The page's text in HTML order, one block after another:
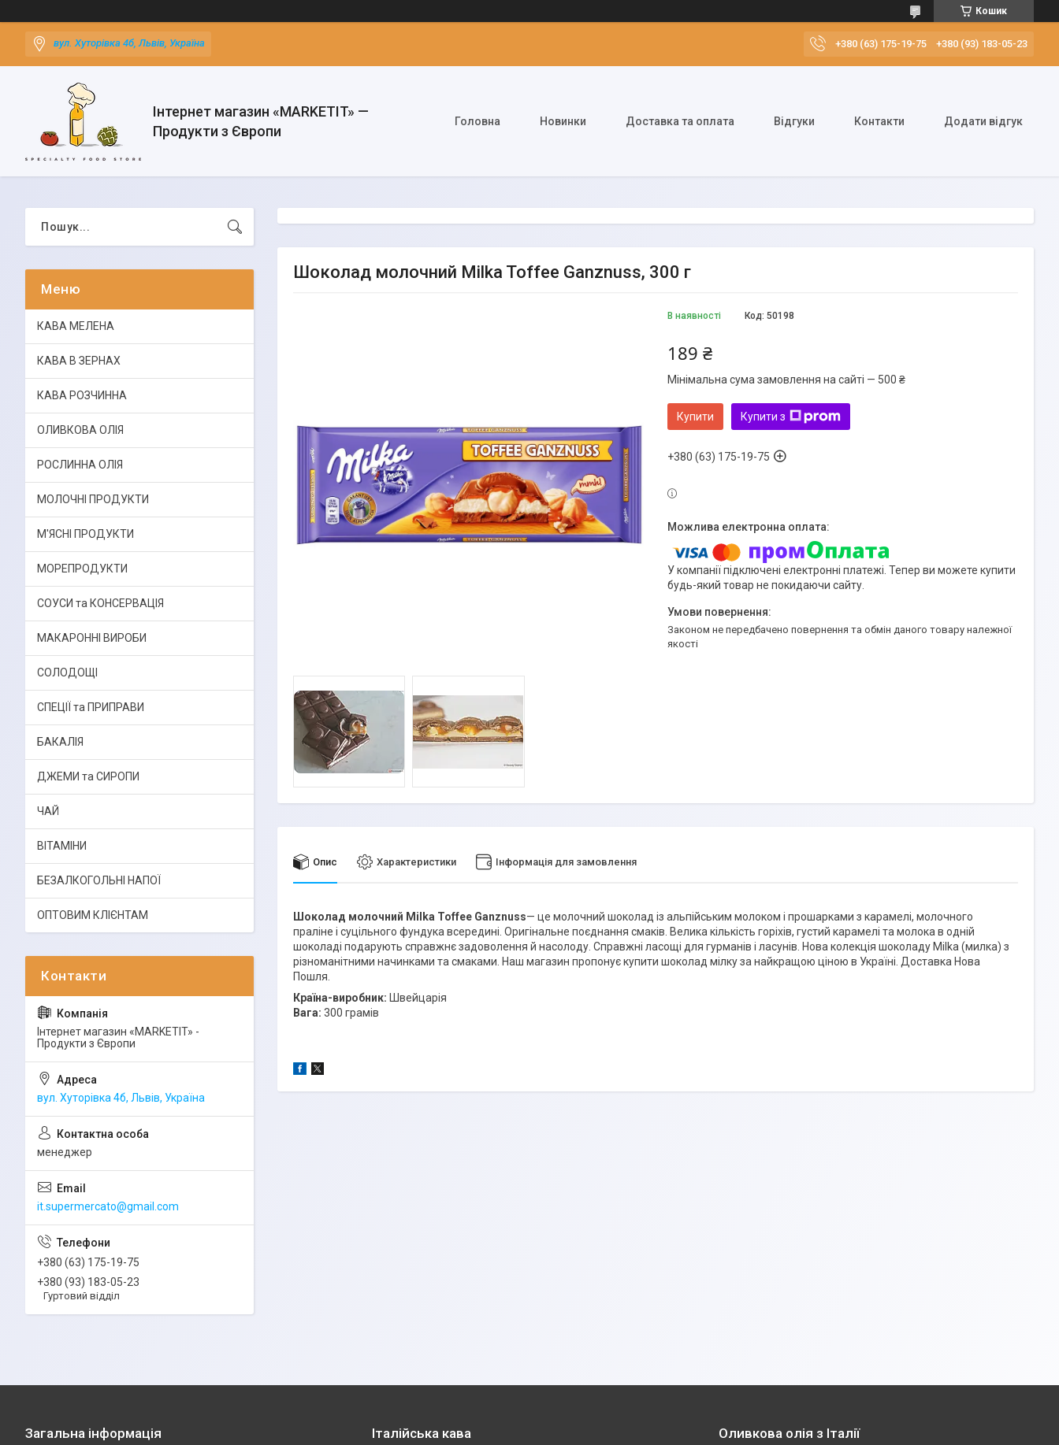
Кошик
вул. Хуторівка 4б, Львів, Україна +380 (63) 175-19-75 +380 (93) 183-05-23
Інтернет магазин «MARKETIT» —
Продукти з Європи
Головна Новинки Доставка та оплата Відгуки Контакти Додати відгук
Шоколад молочний Milka Toffee Ganznuss, 300 г
В наявності Код: 50198
189 ₴
Мінімальна сума замовлення на сайті — 500 ₴
Купити Купити з
+380 (63) 175-19-75
У компанії підключені електронні платежі. Тепер ви можете купити
будь-який товар не покидаючи сайту.
Законом не передбачено повернення та обмін даного товару належної
якості
Опис Характеристики Інформація для замовлення
Шоколад молочний Milka Toffee Ganznuss— це молочний шоколад із альпійським молоком і прошарками з карамелі, молочного
праліне і суцільного фундука всередині. Оригінальне поєднання смаків. Велика кількість горіхів, густий карамелі та молока в одній
шоколаді подарують справжнє задоволення й насолоду. Справжні ласощі для гурманів і ласунів. Нова колекція шоколаду Milka (милка) з
різноманітними начинками та смаками. Наш магазин пропонує купити шоколад мілку за найкращою ціною в Україні. Доставка Нова
Пошля.
Країна-виробник: Швейцарія
Вага: 300 грамів
КАВА МЕЛЕНА
КАВА В ЗЕРНАХ
КАВА РОЗЧИННА
ОЛИВКОВА ОЛІЯ
РОСЛИННА ОЛІЯ
МОЛОЧНІ ПРОДУКТИ
М'ЯСНІ ПРОДУКТИ
МОРЕПРОДУКТИ
СОУСИ та КОНСЕРВАЦІЯ
МАКАРОННІ ВИРОБИ
СОЛОДОЩІ
СПЕЦІЇ та ПРИПРАВИ
БАКАЛІЯ
ДЖЕМИ та СИРОПИ
ЧАЙ
ВІТАМІНИ
БЕЗАЛКОГОЛЬНІ НАПОЇ
ОПТОВИМ КЛІЄНТАМ
Інтернет магазин «MARKETIT» -
Продукти з Європи
вул. Хуторівка 4б, Львів, Україна
менеджер
it.supermercato@gmail.com
+380 (63) 175-19-75
+380 (93) 183-05-23
Гуртовий відділ
Загальна інформація Італійська кава Оливкова олія з Італії